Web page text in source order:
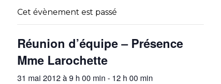
Cet évènement est passé
Réunion d’équipe – Présence
Mme Larochette
31 mai 2012 à 9 h 00 min - 12 h 00 min